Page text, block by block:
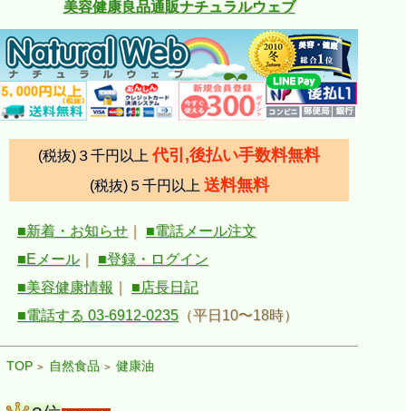
美容健康良品通販ナチュラルウェブ
(税抜)３千円以上 代引,後払い手数料無料
(税抜)５千円以上 送料無料
■新着・お知らせ
■電話メール注文
■Eメール
■登録・ログイン
■美容健康情報
■店長日記
■電話する 03-6912-0235 （平日10〜18時）
TOP > 自然食品 > 健康油